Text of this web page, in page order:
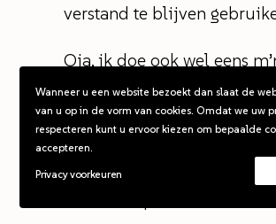
verstand te blijven
Oja, ik doe ook wel eens
vingers in een yoga-positie
zeg ik ‘Zennn”.
Maar het meest helpt mij
Wanneer u een website bezoekt dan slaat de
van u op in de vorm van cookies. Omdat we uw
respecteren kunt u ervoor kiezen om bepaalde
accepteren.
Privacy voorkeuren